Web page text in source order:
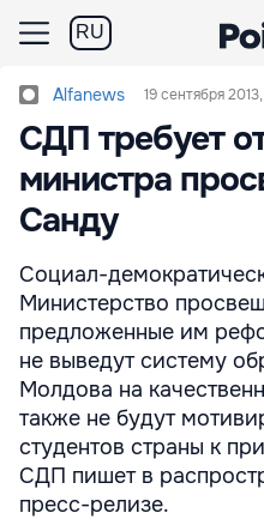
RU
Alfanews 19 сентября
СДП требует
министра
Санду
Социал-
Министерство
предложенные им
не выведут систему
Молдова на
также не будут
студентов страны к
СДП пишет в
пресс-релизе.